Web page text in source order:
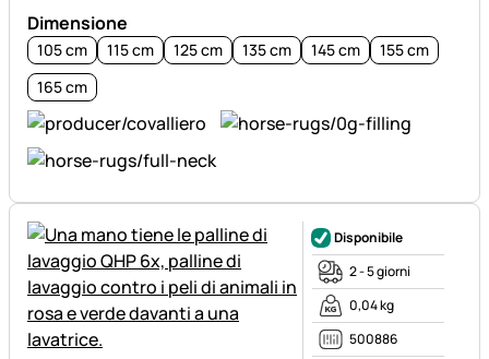
Dimensione
105 cm 115 cm 125 cm 135 cm 145 cm
155 cm
165 cm
Disponibile
2 - 5 giorni
0,04 kg
500886